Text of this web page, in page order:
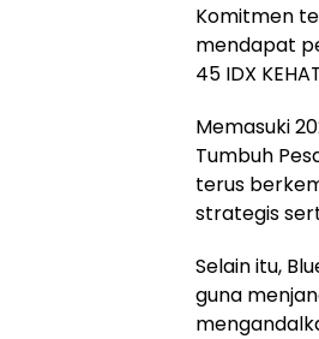
Komitmen
mendapat
45 IDX
Memasuki
Tumbuh
terus
strategis
Selain itu,
guna